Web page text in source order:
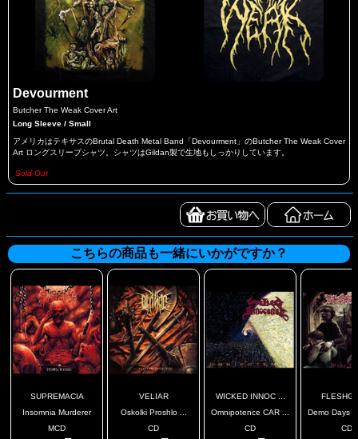
Devourment
Butcher The Weak Cover Art
Long Sleeve / Small
アメリカはテキサスのBrutal Death Metal Band「Devourment」のButcher The Weak Cover
Art ロングスリープシャツ。シャツはGildan製で生地もしっかりしています。
Sold Out
こちらの商品も一緒にいかがですか？
SUPREMACIA
Insomnia Murderer
MCD
VELIAR
Oskolki Proshlo ...
CD
WICKED INNOC ...
Omnipotence CAR ...
CD
Demo Days
CD